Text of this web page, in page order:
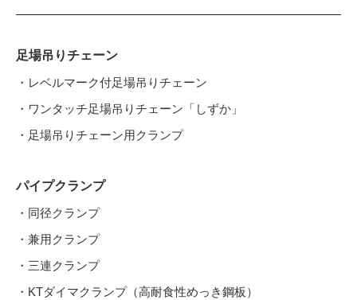
足場吊りチェーン
・レベルマーク付足場吊りチェーン
・ワンタッチ足場吊りチェーン「しずか」
・足場吊りチェーン用クランプ
パイプクランプ
・同径クランプ
・兼用クランプ
・三連クランプ
・KTダイマクランプ（高耐食性めっき鋼板）